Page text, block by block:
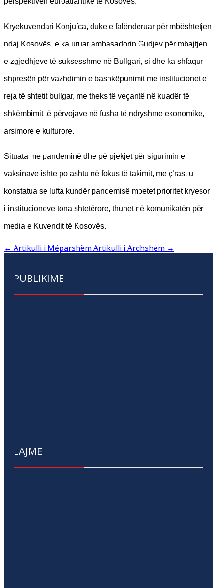
Kryekuvendari Konjufca, duke e falënderuar për mbështetjen
ndaj Kosovës, e ka uruar ambasadorin Gudjev për mbajtjen
e zgjedhjeve të suksesshme në Bullgari, si dhe ka shfaqur
shpresën për vazhdimin e bashkëpunimit me institucionet e
reja të shtetit bullgar, me theks të veçantë në kuadër të
shkëmbimit të përvojave në fusha të ndryshme ekonomike,
arsimore e kulturore.
Situata me pandeminë dhe përpjekjet për sigurimin e
vaksinave ishte po ashtu në fokus të takimit, me ç’rast u
konstatua se lufta kundër pandemisë mbetet prioritet kryesor
i institucioneve tona shtetërore, thuhet në komunikatën për
media e Kuvendit të Kosovës.
← Artikulli i Mëparshëm Artikulli i Ardhshëm →
PUBLIKIME
LAJME